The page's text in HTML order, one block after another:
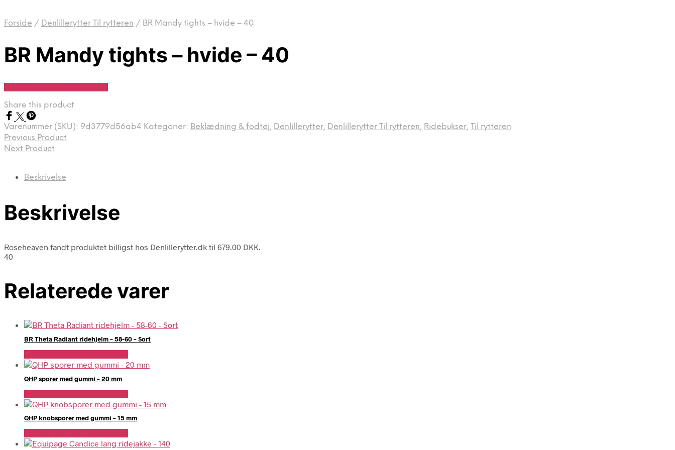
Forside / Denlillerytter Til rytteren / BR Mandy tights – hvide – 40
BR Mandy tights – hvide – 40
Share this product
Varenummer (SKU): 9d3779d56ab4 Kategorier: Beklædning & fodtøj, Denlillerytter, Denlillerytter Til rytteren, Ridebukser, Til rytteren
Previous Product
Next Product
Beskrivelse
Beskrivelse
Roseheaven fandt produktet billigst hos Denlillerytter.dk til 679.00 DKK.
40
Relaterede varer
BR Theta Radiant ridehjelm – 58-60 – Sort
QHP sporer med gummi – 20 mm
QHP knobsporer med gummi – 15 mm